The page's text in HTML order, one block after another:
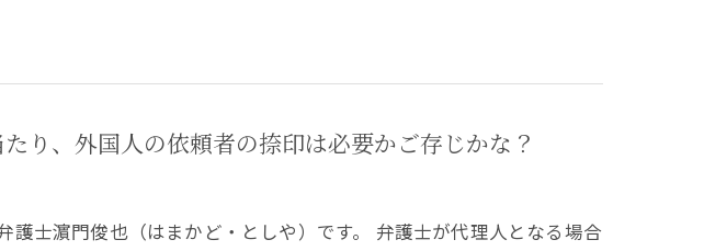
り、外国人の依頼者の捺印は必要かご存じかな？
護士濵門俊也（はまかど・としや）です。 弁護士が代理人となる場合